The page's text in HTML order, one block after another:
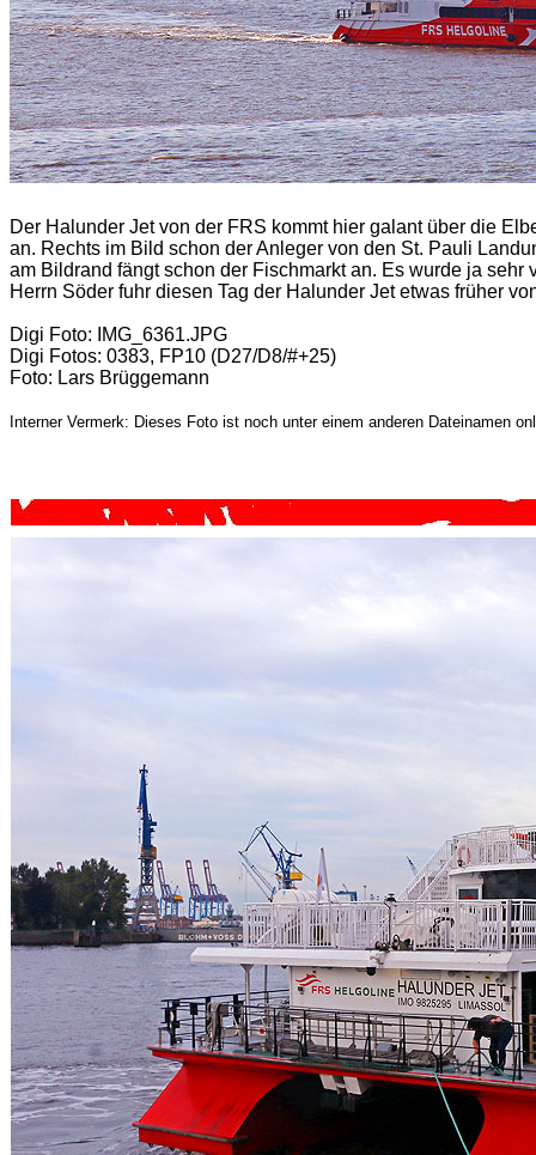
Der Halunder Jet von der FRS kommt hier galant über die
an. Rechts im Bild schon der Anleger von den St. Pauli
am Bildrand fängt schon der Fischmarkt an. Es wurde ja
Herrn Söder fuhr diesen Tag der Halunder Jet etwas früher
Digi Foto: IMG_6361.JPG
Digi Fotos: 0383, FP10 (D27/D8/#+25)
Foto: Lars Brüggemann
Interner Vermerk: Dieses Foto ist noch unter einem anderen Dateinamen